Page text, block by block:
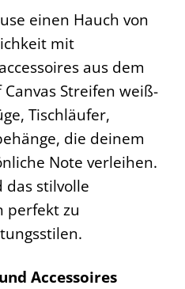
einen Hauch von
mit
aus dem
Streifen weiß-
Tischläufer,
die deinem
Note verleihen.
das stilvolle
perfekt zu
Accessoires